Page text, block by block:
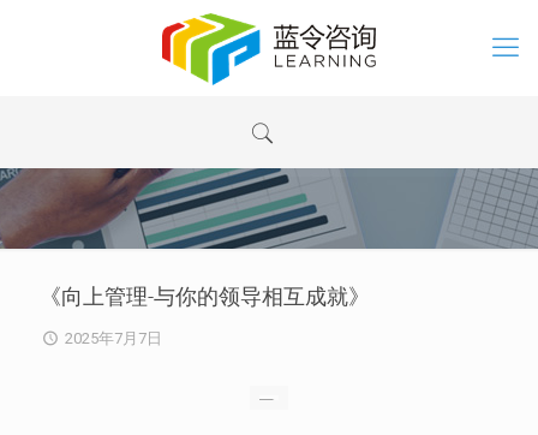
《向上管理-与你的领导相互成就》
2025年7月7日